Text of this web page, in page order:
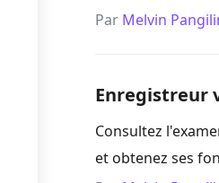
Par Melvin
Enregistreur
Consultez
et obtenez ses